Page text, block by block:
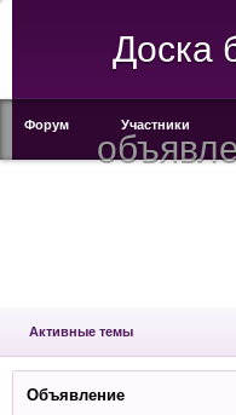
Доска
Форум Участники
Активные темы
Объявление